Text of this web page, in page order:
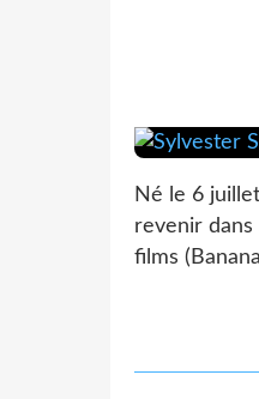
Né le 6
revenir dans
films